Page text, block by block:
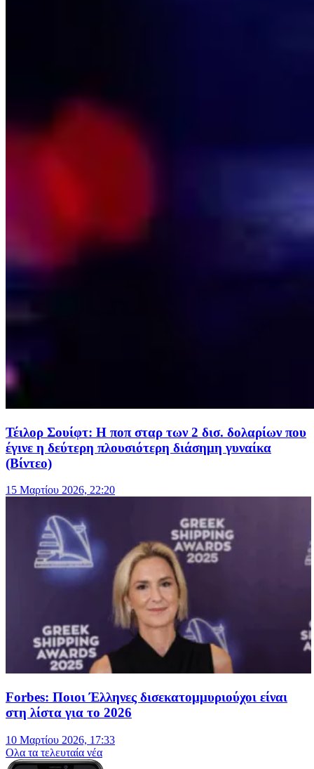
Τέιλορ Σουίφτ: Η ποπ σταρ των 2 δισ. δολαρίων που
έγινε η δεύτερη πλουσιότερη διάσημη γυναίκα
(Βίντεο)
15 Μαρτίου 2026, 22:20
Forbes: Ποιοι Έλληνες δισεκατομμυριούχοι είναι
στη λίστα για το 2026
10 Μαρτίου 2026, 17:33
Oλα τα τελευταία νέα